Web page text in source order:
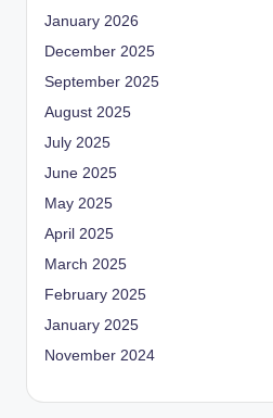
January 2026
December 2025
September 2025
August 2025
July 2025
June 2025
May 2025
April 2025
March 2025
February 2025
January 2025
November 2024